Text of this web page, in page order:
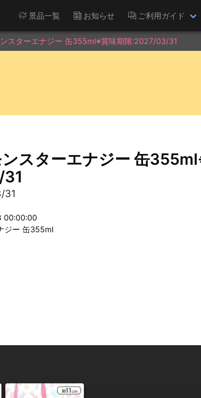
景品一覧 お知らせ ご利用ガイド
ンスターエナジー 缶355ml※賞味期限:2027/03/31
ンスターエナジー 缶
31
00:00:00
ジー 缶355ml